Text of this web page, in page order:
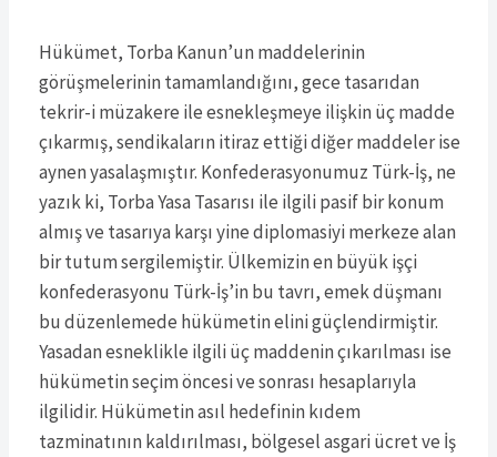
Hükümet, Torba Kanun’un maddelerinin
görüşmelerinin tamamlandığını, gece tasarıdan
tekrir-i müzakere ile esnekleşmeye ilişkin üç madde
çıkarmış, sendikaların itiraz ettiği diğer maddeler ise
aynen yasalaşmıştır. Konfederasyonumuz Türk-İş, ne
yazık ki, Torba Yasa Tasarısı ile ilgili pasif bir konum
almış ve tasarıya karşı yine diplomasiyi merkeze alan
bir tutum sergilemiştir. Ülkemizin en büyük işçi
konfederasyonu Türk-İş’in bu tavrı, emek düşmanı
bu düzenlemede hükümetin elini güçlendirmiştir.
Yasadan esneklikle ilgili üç maddenin çıkarılması ise
hükümetin seçim öncesi ve sonrası hesaplarıyla
ilgilidir. Hükümetin asıl hedefinin kıdem
tazminatının kaldırılması, bölgesel asgari ücret ve İş